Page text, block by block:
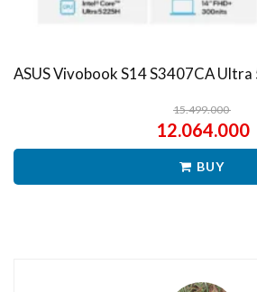
15.499.000
12.064.000
BUY